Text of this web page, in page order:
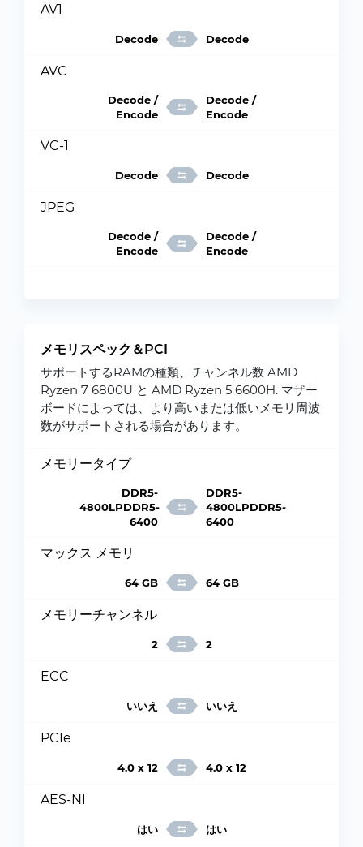
AV1
Decode Decode
AVC
Decode /
Encode
Decode /
Encode
VC-1
Decode Decode
JPEG
Decode /
Encode
Decode /
Encode
メモリスペック＆PCI
サポートするRAMの種類、チャンネル数 AMD
Ryzen 7 6800U と AMD Ryzen 5 6600H. マザー
ボードによっては、より高いまたは低いメモリ周波
数がサポートされる場合があります。
メモリータイプ
DDR5-
4800LPDDR5-
6400
DDR5-
4800LPDDR5-
6400
マックス メモリ
64 GB 64 GB
メモリーチャンネル
2 2
ECC
いいえ いいえ
PCIe
4.0 x 12 4.0 x 12
AES-NI
はい はい